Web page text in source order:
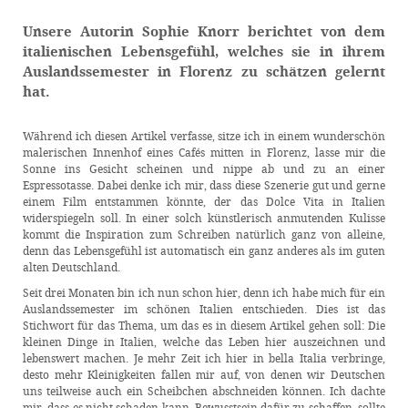
Unsere Autorin Sophie Knorr berichtet von dem
italienischen Lebensgefühl, welches sie in ihrem
Auslandssemester in Florenz zu schätzen gelernt
hat.
Während ich diesen Artikel verfasse, sitze ich in einem wunderschön
malerischen Innenhof eines Cafés mitten in Florenz, lasse mir die
Sonne ins Gesicht scheinen und nippe ab und zu an einer
Espressotasse. Dabei denke ich mir, dass diese Szenerie gut und gerne
einem Film entstammen könnte, der das Dolce Vita in Italien
widerspiegeln soll. In einer solch künstlerisch anmutenden Kulisse
kommt die Inspiration zum Schreiben natürlich ganz von alleine,
denn das Lebensgefühl ist automatisch ein ganz anderes als im guten
alten Deutschland.
Seit drei Monaten bin ich nun schon hier, denn ich habe mich für ein
Auslandssemester im schönen Italien entschieden. Dies ist das
Stichwort für das Thema, um das es in diesem Artikel gehen soll: Die
kleinen Dinge in Italien, welche das Leben hier auszeichnen und
lebenswert machen. Je mehr Zeit ich hier in bella Italia verbringe,
desto mehr Kleinigkeiten fallen mir auf, von denen wir Deutschen
uns teilweise auch ein Scheibchen abschneiden können. Ich dachte